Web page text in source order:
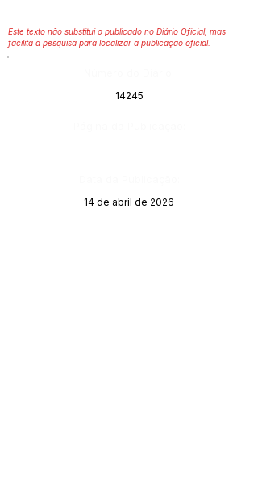
Este texto não substitui o publicado no Diário Oficial, mas
facilita a pesquisa para localizar a publicação oficial.
14245
14 de abril de 2026